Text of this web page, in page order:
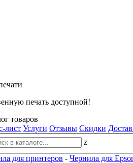
печать доступной!
товаров
лист Услуги Отзывы Скидки
z
для принтеров - Чернила для